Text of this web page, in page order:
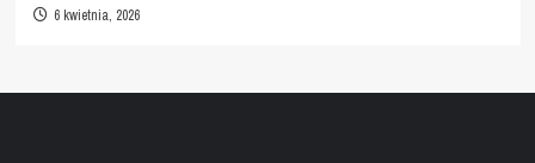
6 kwietnia, 2026